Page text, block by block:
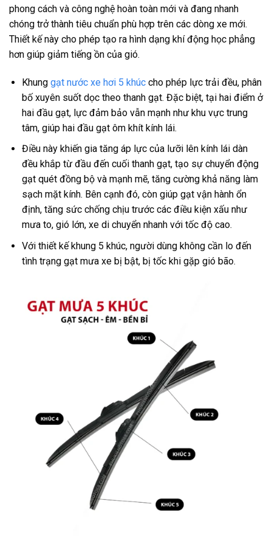
phong cách và công nghệ hoàn toàn mới và đang nhanh
chóng trở thành tiêu chuẩn phù hợp trên các dòng xe mới.
Thiết kế này cho phép tạo ra hình dạng khí động học phẳng
hơn giúp giảm tiếng ồn của gió.
Khung gạt nước xe hơi 5 khúccho phép lực trải đều, phân
bố xuyên suốt dọc theo thanh gạt. Đặc biệt, tại hai điểm ở
hai đầu gạt, lực đảm bảo vẫn mạnh như khu vực trung
tâm, giúp hai đầu gạt ôm khít kính lái.
Điều này khiến gia tăng áp lực của lưỡi lên kính lái dàn
đều khắp từ đầu đến cuối thanh gạt, tạo sự chuyển động
gạt quét đồng bộ và mạnh mẽ, tăng cường khả năng làm
sạch mặt kính. Bên cạnh đó, còn giúp gạt vận hành ổn
định, tăng sức chống chịu trước các điều kiện xấu như
mưa to, gió lớn, xe di chuyển nhanh với tốc độ cao.
Với thiết kế khung 5 khúc, người dùng không cần lo đến
tình trạng gạt mưa xe bị bật, bị tốc khi gặp gió bão.